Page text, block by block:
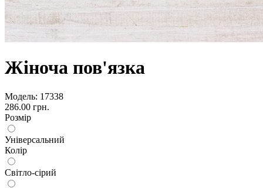
Жіноча пов'язка
Модель: 17338
286.00 грн.
Розмір
Універсальний
Колір
Світло-сірий